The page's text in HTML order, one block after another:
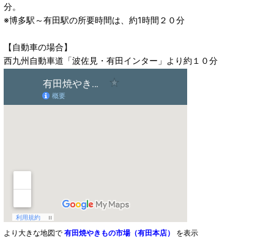
分。
※博多駅～有田駅の所要時間は、約1時間２０分
【自動車の場合】
西九州自動車道「波佐見・有田インター」より約１０分
より大きな地図で 有田焼やきもの市場（有田本店） を表示